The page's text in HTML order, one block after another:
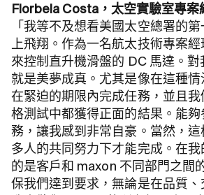
Florbela Costa，太空實驗室專案
「我等不及想看美國太空總署的
上飛翔。作為一名航太技術專案經
來控制直升機滑盤的 DC 馬達。對
就是美夢成真。尤其是像在這種
在緊迫的期限內完成任務，並且
格測試中都獲得正面的結果。能
務，讓我感到非常自豪。當然，
多人的共同努力下才能完成。在
的是客戶和 maxon 不同部門之間
保我們達到要求，無論是在品質、